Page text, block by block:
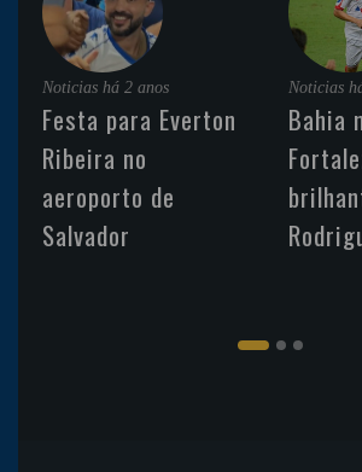
Noticias há 2 anos
Festa para Everton
Ribeira no
aeroporto de
Salvador
Noticias
Bahia